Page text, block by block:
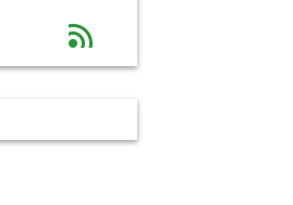
feed